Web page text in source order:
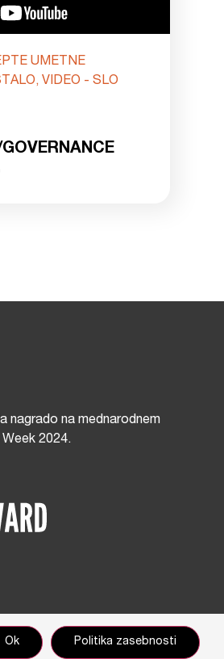
UMETNE
VIDEO - SLO
nagrado na mednarodnem
2024.
Ok Politika zasebnosti